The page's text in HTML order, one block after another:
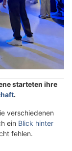
starteten ihre
.
verschiedenen
ein Blick hinter
fehlen.